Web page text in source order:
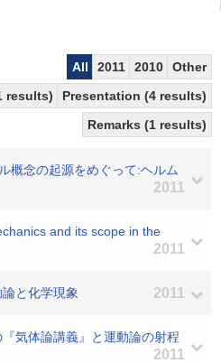
All 2011 2010
Other
results)
Presentation (4 results)
Remarks (1 results)
概念の起源をめぐって:ヘルム
2011
and its scope in the
2011
と化学現象 2011
気体論講義』と運動論の射程
2011